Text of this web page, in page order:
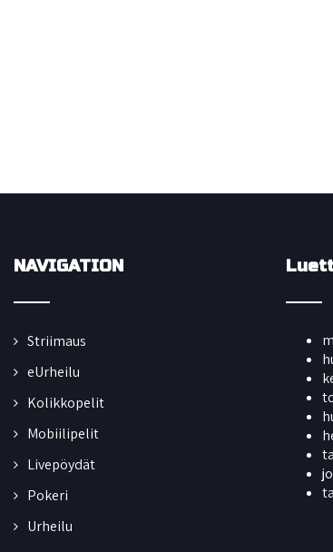
NAVIGATION
Striimaus
eUrheilu
Kolikkopelit
Mobiilipelit
Livepöydät
Pokeri
Urheilu